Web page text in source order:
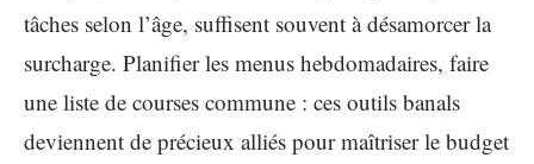
tâches selon l’âge, suffisent souvent à désamorcer la
surcharge. Planifier les menus hebdomadaires, faire
une liste de courses commune : ces outils banals
deviennent de précieux alliés pour maîtriser le budget